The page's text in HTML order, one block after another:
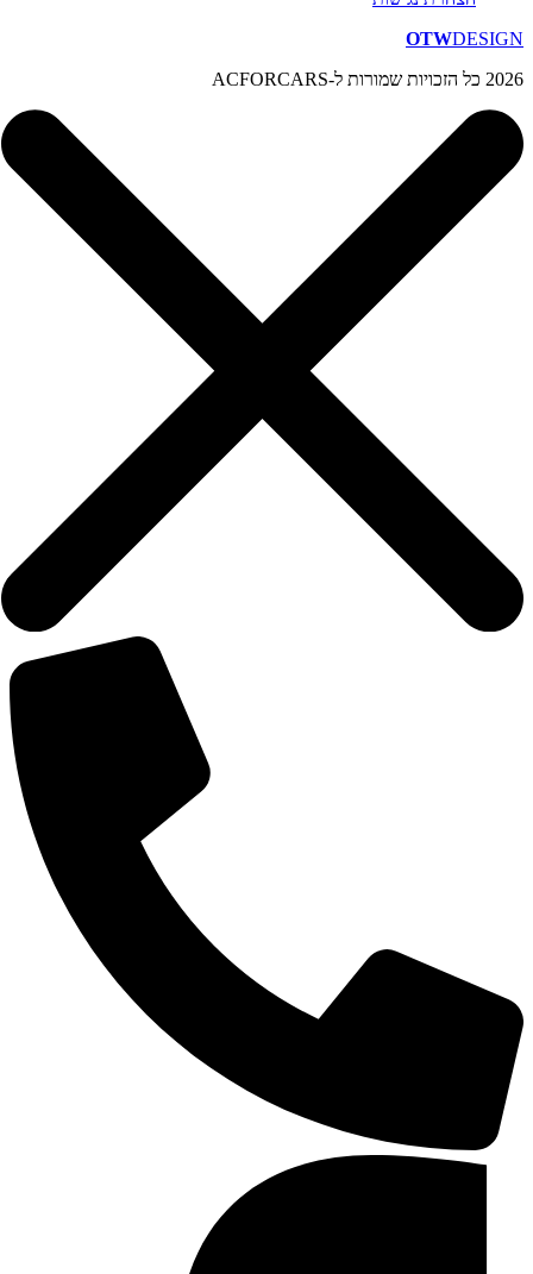
OTWDESIGN
2026 כל הזכויות שמורות ל-ACFORCARS